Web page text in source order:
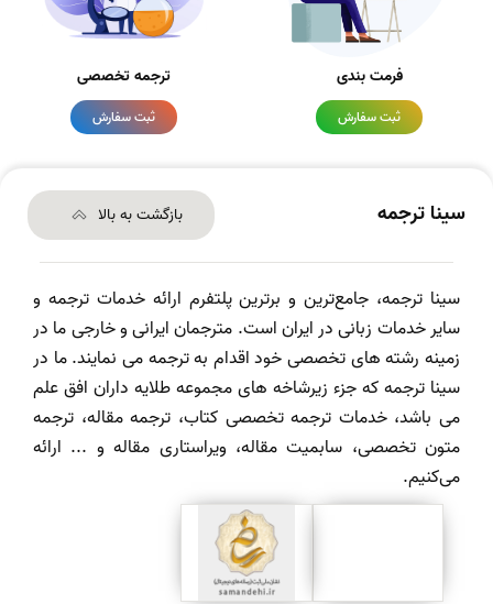
فرمت بندی
ثبت سفارش
ترجمه تخصصی
ثبت سفارش
سینا ترجمه بازگشت به بالا
سینا ترجمه، جامع‌ترین و برترین پلتفرم ارائه خدمات ترجمه و
سایر خدمات زبانی در ایران است. مترجمان ایرانی و خارجی ما در
زمینه رشته های تخصصی خود اقدام به ترجمه می نمایند. ما در
سینا ترجمه که جزء زیرشاخه های مجموعه طلایه داران افق علم
می باشد، خدمات ترجمه تخصصی کتاب، ترجمه مقاله، ترجمه
متون تخصصی، سابمیت مقاله، ویراستاری مقاله و ... ارائه
می‌کنیم.